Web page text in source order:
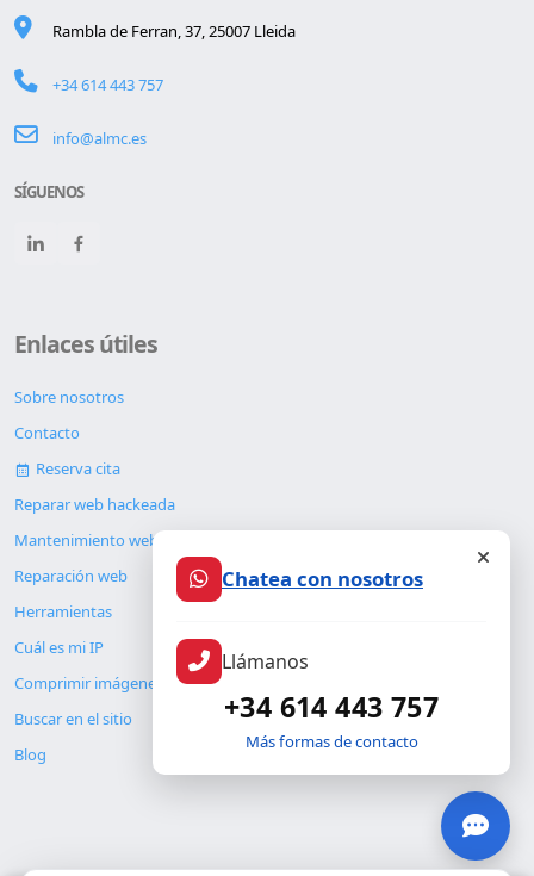
Rambla de Ferran, 37, 25007 Lleida
+34 614 443 757
info@almc.es
SÍGUENOS
Enlaces útiles
Sobre nosotros
Contacto
Reserva cita
Reparar web hackeada
Mantenimiento web
Reparación web
Herramientas
Cuál es mi IP
Comprimir imágenes
Buscar en el sitio
Blog
Chatea con nosotros
Llámanos
+34 614 443 757
Más formas de contacto